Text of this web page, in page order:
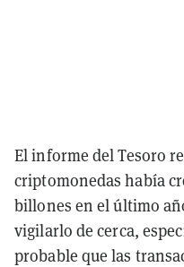
El informe del Tesoro
criptomonedas había
billones en el último
vigilarlo de cerca,
probable que las